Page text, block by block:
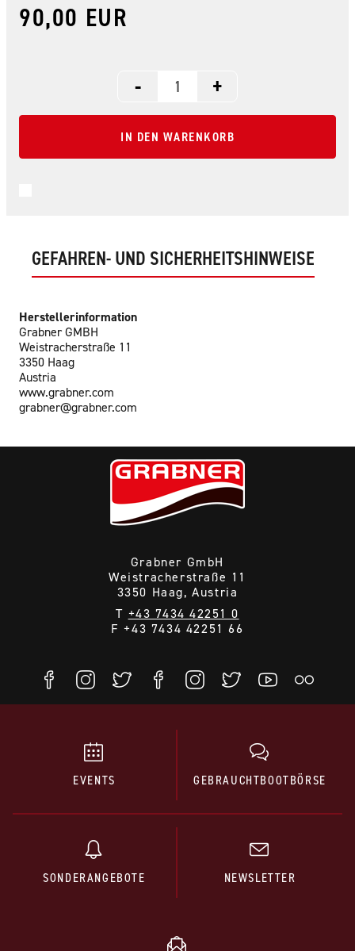
90,00 EUR
- +
IN DEN WARENKORB
GEFAHREN- UND SICHERHEITSHINWEISE
Herstellerinformation
Grabner GMBH
Weistracherstraße 11
3350 Haag
Austria
www.grabner.com
grabner@grabner.com
Grabner GmbH
Weistracherstraße 11
3350 Haag, Austria
T +43 7434 42251 0
F +43 7434 42251 66
EVENTS GEBRAUCHTBOOTBÖRSE
SONDERANGEBOTE NEWSLETTER